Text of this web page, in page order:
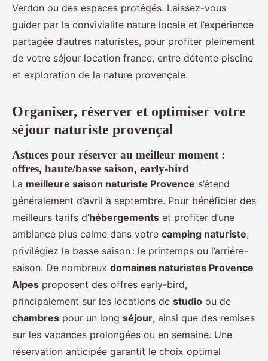
Verdon ou des espaces protégés. Laissez-vous
guider par la convivialite nature locale et l’expérience
partagée d’autres naturistes, pour profiter pleinement
de votre séjour location france, entre détente piscine
et exploration de la nature provençale.
Organiser, réserver et optimiser votre
séjour naturiste provençal
Astuces pour réserver au meilleur moment :
offres, haute/basse saison, early-bird
La meilleure saison naturiste Provence s’étend
généralement d’avril à septembre. Pour bénéficier des
meilleurs tarifs d’hébergements et profiter d’une
ambiance plus calme dans votre camping naturiste,
privilégiez la basse saison : le printemps ou l’arrière-
saison. De nombreux domaines naturistes Provence
Alpes proposent des offres early-bird,
principalement sur les locations de studio ou de
chambres pour un long séjour, ainsi que des remises
sur les vacances prolongées ou en semaine. Une
réservation anticipée garantit le choix optimal